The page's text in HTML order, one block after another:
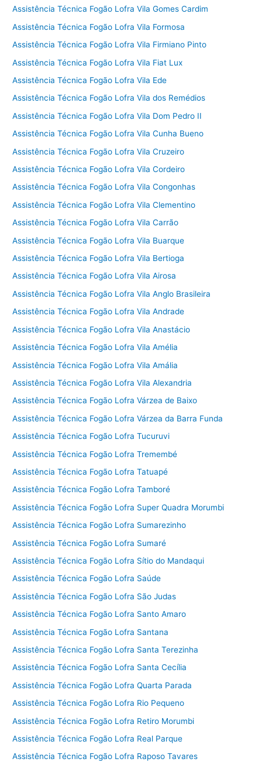
Assistência Técnica Fogão Lofra Vila Gomes Cardim
Assistência Técnica Fogão Lofra Vila Formosa
Assistência Técnica Fogão Lofra Vila Firmiano Pinto
Assistência Técnica Fogão Lofra Vila Fiat Lux
Assistência Técnica Fogão Lofra Vila Ede
Assistência Técnica Fogão Lofra Vila dos Remédios
Assistência Técnica Fogão Lofra Vila Dom Pedro II
Assistência Técnica Fogão Lofra Vila Cunha Bueno
Assistência Técnica Fogão Lofra Vila Cruzeiro
Assistência Técnica Fogão Lofra Vila Cordeiro
Assistência Técnica Fogão Lofra Vila Congonhas
Assistência Técnica Fogão Lofra Vila Clementino
Assistência Técnica Fogão Lofra Vila Carrão
Assistência Técnica Fogão Lofra Vila Buarque
Assistência Técnica Fogão Lofra Vila Bertioga
Assistência Técnica Fogão Lofra Vila Airosa
Assistência Técnica Fogão Lofra Vila Anglo Brasileira
Assistência Técnica Fogão Lofra Vila Andrade
Assistência Técnica Fogão Lofra Vila Anastácio
Assistência Técnica Fogão Lofra Vila Amélia
Assistência Técnica Fogão Lofra Vila Amália
Assistência Técnica Fogão Lofra Vila Alexandria
Assistência Técnica Fogão Lofra Várzea de Baixo
Assistência Técnica Fogão Lofra Várzea da Barra Funda
Assistência Técnica Fogão Lofra Tucuruvi
Assistência Técnica Fogão Lofra Tremembé
Assistência Técnica Fogão Lofra Tatuapé
Assistência Técnica Fogão Lofra Tamboré
Assistência Técnica Fogão Lofra Super Quadra Morumbi
Assistência Técnica Fogão Lofra Sumarezinho
Assistência Técnica Fogão Lofra Sumaré
Assistência Técnica Fogão Lofra Sítio do Mandaqui
Assistência Técnica Fogão Lofra Saúde
Assistência Técnica Fogão Lofra São Judas
Assistência Técnica Fogão Lofra Santo Amaro
Assistência Técnica Fogão Lofra Santana
Assistência Técnica Fogão Lofra Santa Terezinha
Assistência Técnica Fogão Lofra Santa Cecília
Assistência Técnica Fogão Lofra Quarta Parada
Assistência Técnica Fogão Lofra Rio Pequeno
Assistência Técnica Fogão Lofra Retiro Morumbi
Assistência Técnica Fogão Lofra Real Parque
Assistência Técnica Fogão Lofra Raposo Tavares